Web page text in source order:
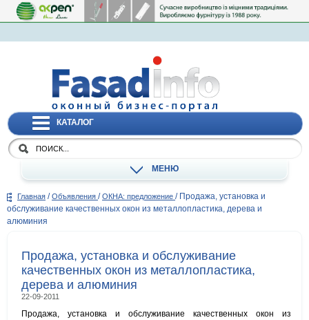
КАТАЛОГ
МЕНЮ
Главная / Объявления / ОКНА: предложение / Продажа, установка и
обслуживание качественных окон из металлопластика, дерева и
алюминия
Продажа, установка и обслуживание
качественных окон из металлопластика,
дерева и алюминия
22-09-2011
Продажа, установка и обслуживание качественных окон из